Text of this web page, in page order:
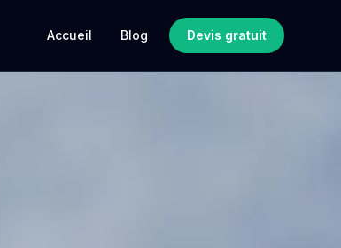
Accueil Blog Devis gratuit